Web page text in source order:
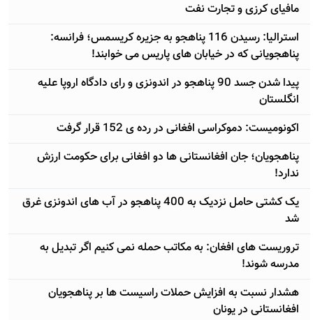
مافیای کرزی و تجارت نفت
استرالیا: رسیدن 116 پناهجو به جزیره کریسمس؛ فرانسه:
پناهجویانی که در خیابان های پاریس می خوابند!
پیدا شدن جسد 90 پناهجو در اندونزی و رای دادگاه اروپا علیه
انگلستان
اکونومیست: دموکراسی افغانی در رده ی 152 قرار گرفت
پناهجویان؛ جان افغانستانی ها دو افغانی برای حکومت ارزش
ندارد!
یک کشتی حامل نزدیک به 400 پناهجو در آب های اندونزی غرق
شد
تروریست های افغان: به مکاتب حمله نمی کنیم اگر تبدیل به
مدرسه شوند!
هشدار نسبت به افزایش حملات راسیست ها بر پناهجویان
افغانستانی در یونان